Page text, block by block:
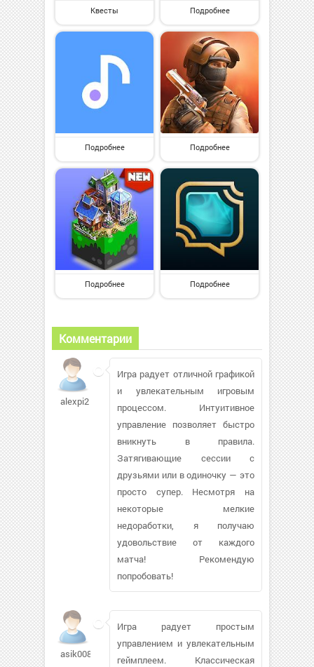
Квесты Подробнее
Подробнее Подробнее
Подробнее Подробнее
Комментарии
alexpi2
Игра радует отличной графикой
и увлекательным игровым
процессом. Интуитивное
управление позволяет быстро
вникнуть в правила.
Затягивающие сессии с
друзьями или в одиночку — это
просто супер. Несмотря на
некоторые мелкие
недоработки, я получаю
удовольствие от каждого
матча! Рекомендую
попробовать!
asik008477
Игра радует простым
управлением и увлекательным
геймплеем. Классическая